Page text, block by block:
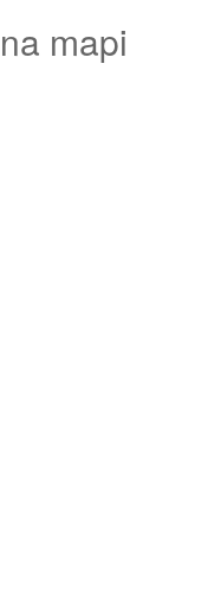
mapi